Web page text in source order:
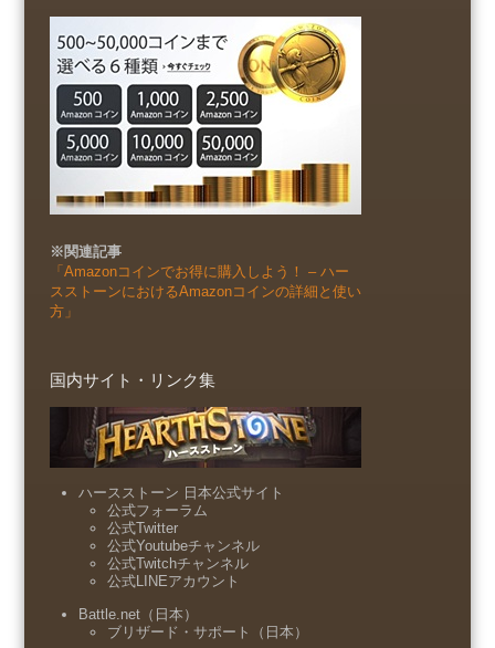
※関連記事
「Amazonコインでお得に購入しよう！ – ハー
スストーンにおけるAmazonコインの詳細と使い
方」
国内サイト・リンク集
ハースストーン 日本公式サイト
公式フォーラム
公式Twitter
公式Youtubeチャンネル
公式Twitchチャンネル
公式LINEアカウント
Battle.net（日本）
ブリザード・サポート（日本）